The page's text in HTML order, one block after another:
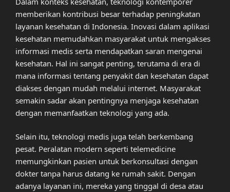
memberikan kontribusi besar terhadap peningkatan
layanan kesehatan di Indonesia. Inovasi dalam aplikasi
kesehatan memudahkan masyarakat untuk mengakses
informasi medis serta mendapatkan saran mengenai
kesehatan. Hal ini sangat penting, terutama di era di
mana informasi tentang penyakit dan kesehatan dapat
diakses dengan mudah melalui internet. Masyarakat
semakin sadar akan pentingnya menjaga kesehatan
dengan memanfaatkan teknologi yang ada.
Selain itu, teknologi medis juga telah berkembang
pesat. Peralatan modern seperti telemedicine
memungkinkan pasien untuk berkonsultasi dengan
dokter tanpa harus datang ke rumah sakit. Dengan
adanya layanan ini, mereka yang tinggal di desa atau